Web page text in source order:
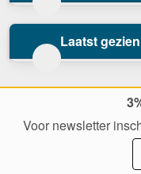
Laatst gezien
Voor newsletter